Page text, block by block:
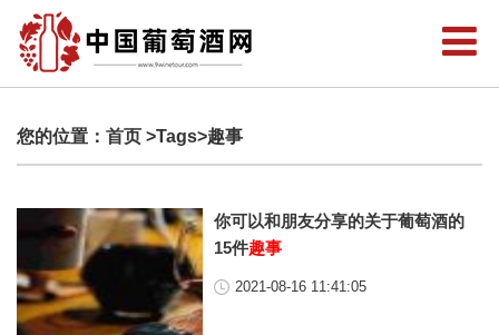
您的位置： 首页 >Tags>趣事
你可以和朋友分享的关于葡萄酒的
15件趣事
2021-08-16 11:41:05